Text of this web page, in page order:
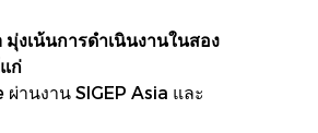
มุ่งเน้นการดำเนินงานในสอง
ก่
านงาน SIGEP Asia และ